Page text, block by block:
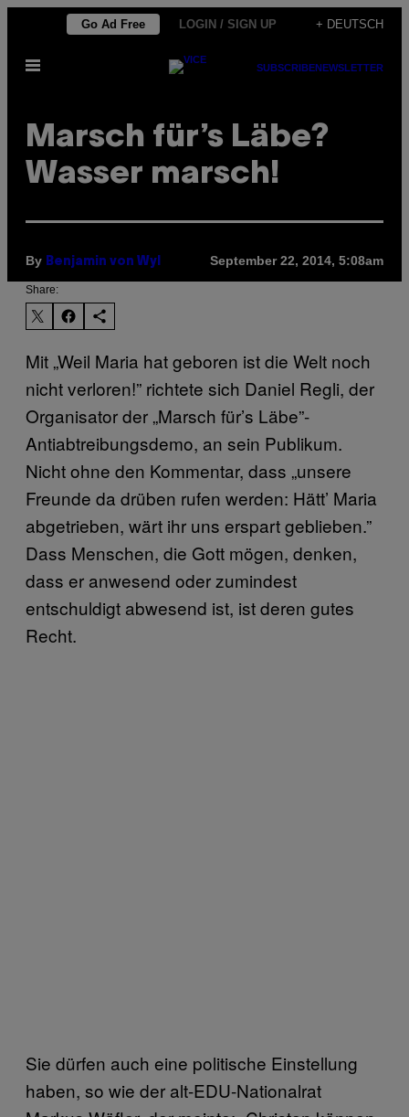
content
Go Ad Free LOGIN / SIGN UP + DEUTSCH
Open
SUBSCRIBENEWSLETTER
Marsch für’s Läbe?
Wasser marsch!
By Benjamin von Wyl September 22, 2014, 5:08am
Share:
Mit „Weil Maria hat geboren ist die Welt noch
nicht verloren!” richtete sich Daniel Regli, der
Organisator der „Marsch für’s Läbe”-
Antiabtreibungsdemo, an sein Publikum.
Nicht ohne den Kommentar, dass „unsere
Freunde da drüben rufen werden: Hätt’ Maria
abgetrieben, wärt ihr uns erspart geblieben.”
Dass Menschen, die Gott mögen, denken,
dass er anwesend oder zumindest
entschuldigt abwesend ist, ist deren gutes
Recht.
Sie dürfen auch eine politische Einstellung
haben, so wie der alt-EDU-Nationalrat